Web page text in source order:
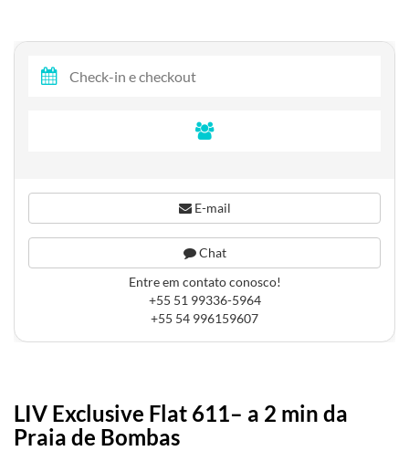
LIV Exclusive Flat 611– a 2 min da
Praia de Bombas
E-mail
Chat
Entre em contato conosco!
+55 51 99336-5964
+55 54 996159607